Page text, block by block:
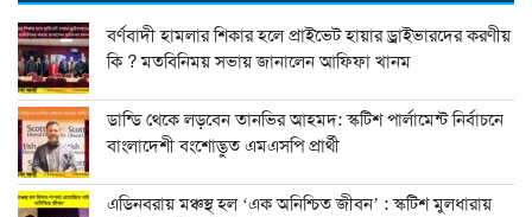
বর্ণবাদী হামলার শিকার হলে প্রাইভেট হায়ার ড্রাইভারদের করণীয়
কি ? মতবিনিময় সভায় জানালেন আফিফা খানম
ডান্ডি থেকে লড়বেন তানভির আহমদ: স্কটিশ পার্লামেন্ট নির্বাচনে
বাংলাদেশী বংশোদ্ভুত এমএসপি প্রার্থী
এডিনবরায় মঞ্চস্থ হল ‘এক অনিশ্চিত জীবন’ : স্কটিশ মুলধারায়